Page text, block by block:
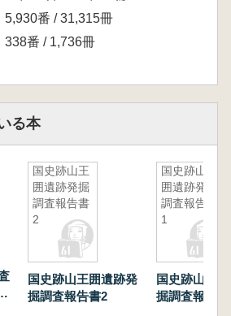
5,930番 / 31,315冊
338番 / 1,736冊
る本
国史跡山王
囲遺跡発掘
調査報告書
2
国史跡山王囲遺跡発
掘調査報告書2
国史跡山王
囲遺跡発掘
調査報告書
1
国史跡山王
掘調査報告